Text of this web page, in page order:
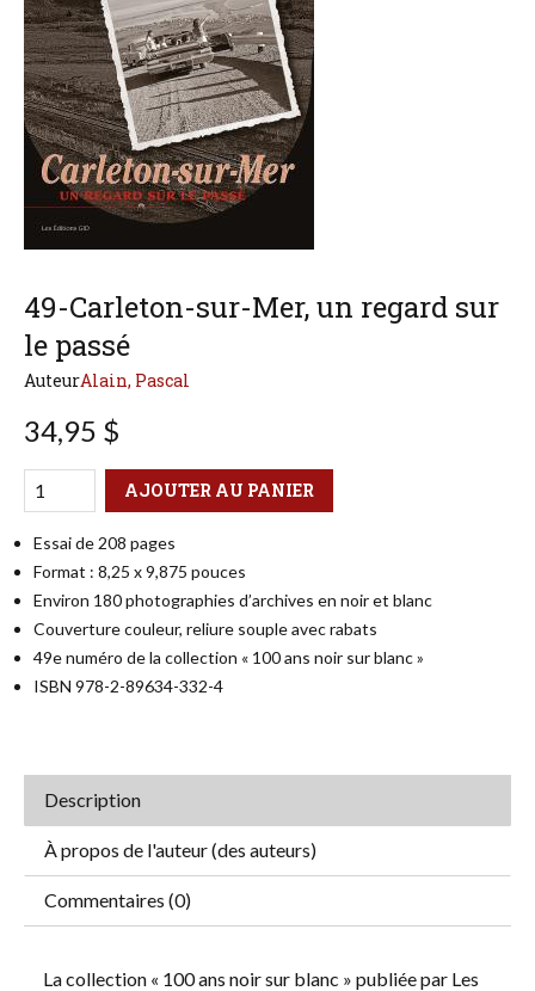
49-Carleton-sur-Mer, un regard sur
le passé
AuteurAlain, Pascal
34,95 $
Qté
Format AJOUTER AU PANIER
Essai de 208 pages
Format : 8,25 x 9,875 pouces
Environ 180 photographies d’archives en noir et blanc
Couverture couleur, reliure souple avec rabats
49e numéro de la collection « 100 ans noir sur blanc »
ISBN 978-2-89634-332-4
Description
À propos de l'auteur (des auteurs)
Commentaires (0)
La collection « 100 ans noir sur blanc » publiée par Les